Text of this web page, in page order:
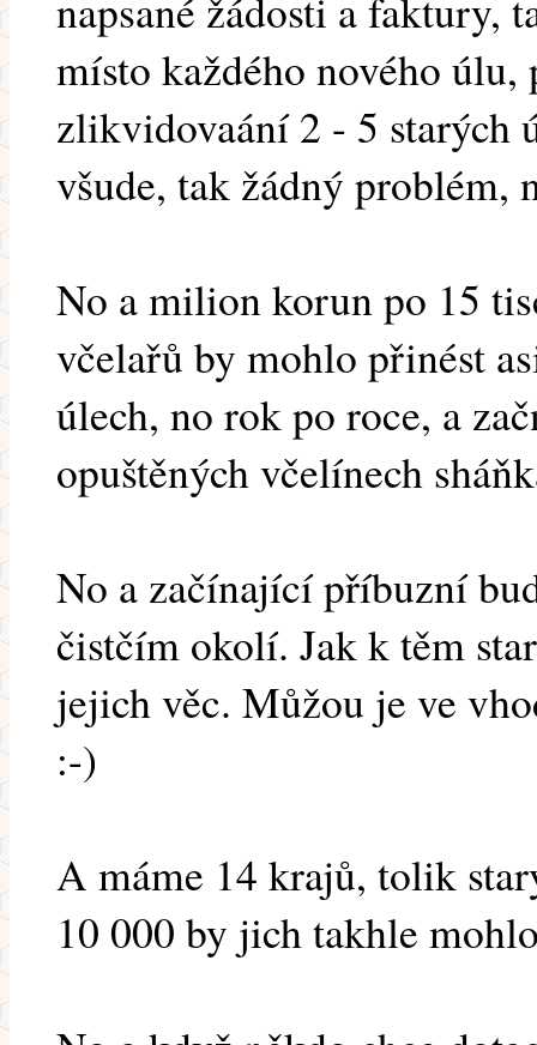
místo každého nového
zlikvidovaání 2 - 5 starých
všude, tak žádný problém,
No a milion korun po 15
včelařů by mohlo přinést
úlech, no rok po roce, a
opuštěných včelínech
No a začínající příbuzní
čistčím okolí. Jak k těm
jejich věc. Můžou je ve
:-)
A máme 14 krajů, tolik
10 000 by jich takhle